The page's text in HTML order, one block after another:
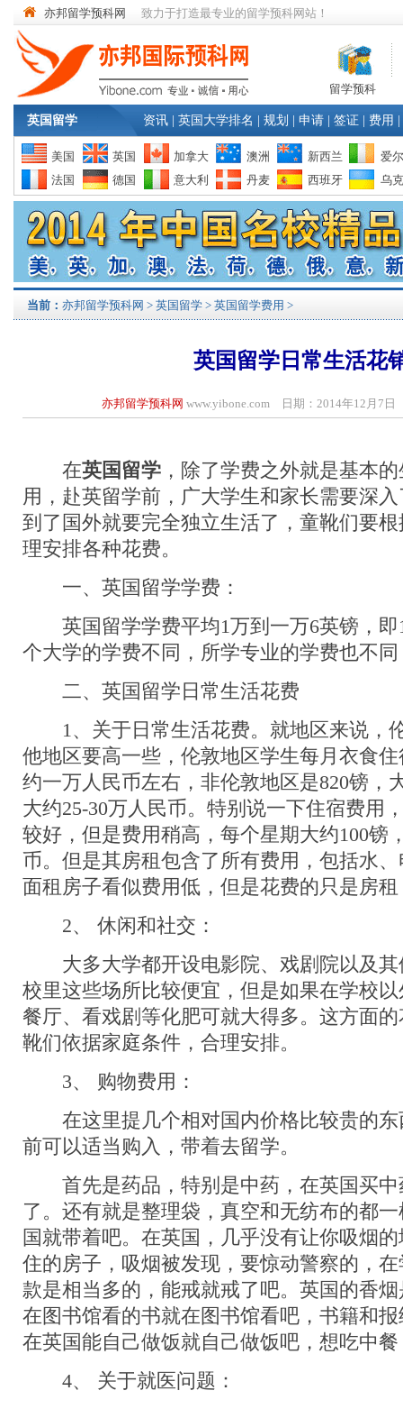
亦邦留学预科网 致力于打造最专业的留学预科网站！
留学预科
英国留学 资讯 英国大学排名 规划 申请 签证 费用
美国 英国 加拿大 澳洲 新西兰
爱
法国
德国 意大利 丹麦 西班牙 乌
当前： 亦邦留学预科网 > 英国留学 > 英国留学费用 >
英国留学日常生活花
亦邦留学预科网 www.yibone.com 日期：2014年12月7
在英国留学 ，除了学费之外就是基本
用，赴英留学前，广大学生和家长需要深
到了国外就要完全独立生活了，童靴们要
理安排各种花费。
一、英国留学学费：
英国留学学费平均1万到一万6英镑，即
个大学的学费不同，所学专业的学费也不
二、英国留学日常生活花费
1、关于日常生活花费。就地区来说，
他地区要高一些，伦敦地区学生每月衣食
约一万人民币左右，非伦敦地区是820镑，
大约25-30万人民币。特别说一下住宿费用
较好，但是费用稍高，每个星期大约100镑
币。但是其房租包含了所有费用，包括水
面租房子看似费用低，但是花费的只是房
2、 休闲和社交：
大多大学都开设电影院、戏剧院以及其
校里这些场所比较便宜，但是如果在学校
餐厅、看戏剧等化肥可就大得多。这方面
靴们依据家庭条件，合理安排。
3、 购物费用：
在这里提几个相对国内价格比较贵的东
前可以适当购入，带着去留学。
首先是药品，特别是中药，在英国买中
了。还有就是整理袋，真空和无纺布的都
国就带着吧。在英国，几乎没有让你吸烟
住的房子，吸烟被发现，要惊动警察的，
款是相当多的，能戒就戒了吧。英国的香
在图书馆看的书就在图书馆看吧，书籍和
在英国能自己做饭就自己做饭吧，想吃中
4、 关于就医问题：